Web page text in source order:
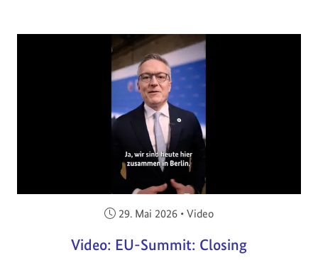
Veröffentlicht am:
29. Mai 2026 • Video
Video: EU-Summit: Closing